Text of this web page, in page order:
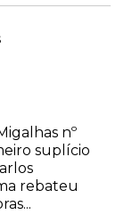
nº
suplício
rebateu